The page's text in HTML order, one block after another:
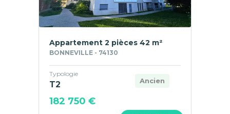
Appartement 2 pièces 42 m²
BONNEVILLE - 74130
Ancien
Typologie
T2
182 750 €